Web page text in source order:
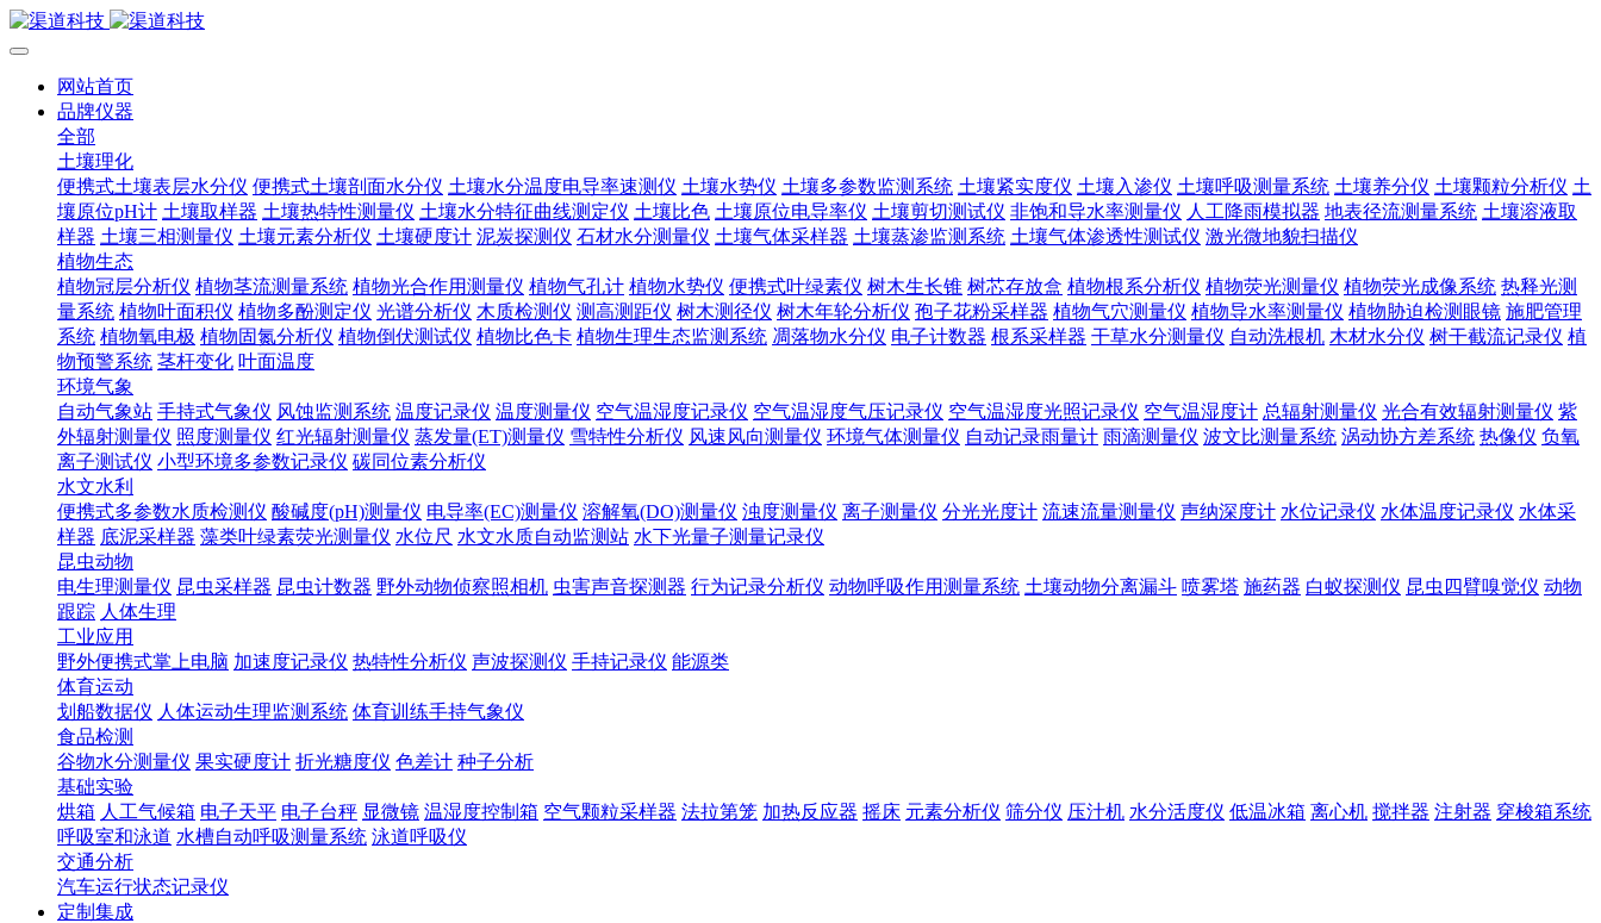
网站首页
品牌仪器
全部
土壤理化
便携式土壤表层水分仪 便携式土壤剖面水分仪 土壤水分温度电导率速测仪 土壤水势仪 土壤多参数监测系统 土壤紧实度仪 土壤入渗仪 土壤呼吸测量系统 土壤养分仪 土壤颗粒分析仪 土
壤原位pH计 土壤取样器 土壤热特性测量仪 土壤水分特征曲线测定仪 土壤比色 土壤原位电导率仪 土壤剪切测试仪 非饱和导水率测量仪 人工降雨模拟器 地表径流测量系统 土壤溶液取
样器 土壤三相测量仪 土壤元素分析仪 土壤硬度计 泥炭探测仪 石材水分测量仪 土壤气体采样器 土壤蒸渗监测系统 土壤气体渗透性测试仪 激光微地貌扫描仪
植物生态
植物冠层分析仪 植物茎流测量系统 植物光合作用测量仪 植物气孔计 植物水势仪 便携式叶绿素仪 树木生长锥 树芯存放盒 植物根系分析仪 植物荧光测量仪 植物荧光成像系统 热释光测
量系统 植物叶面积仪 植物多酚测定仪 光谱分析仪 木质检测仪 测高测距仪 树木测径仪 树木年轮分析仪 孢子花粉采样器 植物气穴测量仪 植物导水率测量仪 植物胁迫检测眼镜 施肥管理
系统 植物氧电极 植物固氮分析仪 植物倒伏测试仪 植物比色卡 植物生理生态监测系统 凋落物水分仪 电子计数器 根系采样器 干草水分测量仪 自动洗根机 木材水分仪 树干截流记录仪 植
物预警系统 茎杆变化 叶面温度
环境气象
自动气象站 手持式气象仪 风蚀监测系统 温度记录仪 温度测量仪 空气温湿度记录仪 空气温湿度气压记录仪 空气温湿度光照记录仪 空气温湿度计 总辐射测量仪 光合有效辐射测量仪 紫
外辐射测量仪 照度测量仪 红光辐射测量仪 蒸发量(ET)测量仪 雪特性分析仪 风速风向测量仪 环境气体测量仪 自动记录雨量计 雨滴测量仪 波文比测量系统 涡动协方差系统 热像仪 负氧
离子测试仪 小型环境多参数记录仪 碳同位素分析仪
水文水利
便携式多参数水质检测仪 酸碱度(pH)测量仪 电导率(EC)测量仪 溶解氧(DO)测量仪 浊度测量仪 离子测量仪 分光光度计 流速流量测量仪 声纳深度计 水位记录仪 水体温度记录仪 水体采
样器 底泥采样器 藻类叶绿素荧光测量仪 水位尺 水文水质自动监测站 水下光量子测量记录仪
昆虫动物
电生理测量仪 昆虫采样器 昆虫计数器 野外动物侦察照相机 虫害声音探测器 行为记录分析仪 动物呼吸作用测量系统 土壤动物分离漏斗 喷雾塔 施药器 白蚁探测仪 昆虫四臂嗅觉仪 动物
跟踪 人体生理
工业应用
野外便携式掌上电脑 加速度记录仪 热特性分析仪 声波探测仪 手持记录仪 能源类
体育运动
划船数据仪 人体运动生理监测系统 体育训练手持气象仪
食品检测
谷物水分测量仪 果实硬度计 折光糖度仪 色差计 种子分析
基础实验
烘箱 人工气候箱 电子天平 电子台秤 显微镜 温湿度控制箱 空气颗粒采样器 法拉第笼 加热反应器 摇床 元素分析仪 筛分仪 压汁机 水分活度仪 低温冰箱 离心机 搅拌器 注射器 穿梭箱系统
呼吸室和泳道 水槽自动呼吸测量系统 泳道呼吸仪
交通分析
汽车运行状态记录仪
定制集成